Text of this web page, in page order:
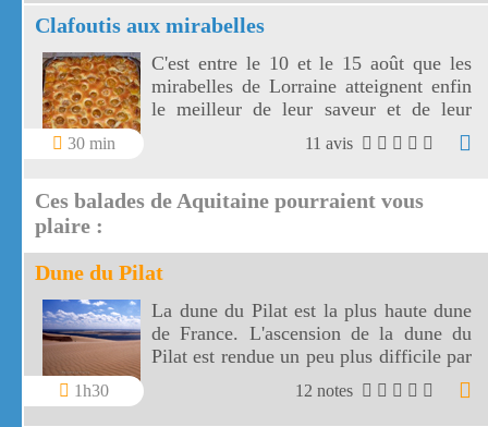
Clafoutis aux mirabelles
30 min
C'est entre le 10 et le 15 août que les
mirabelles de Lorraine atteignent enfin
le meilleur de leur saveur et de leur
maturité. Voici une façon de les
déguster: un clafoutis aux mirabelles
11 avis
Ces balades de Aquitaine pourraient vous
plaire :
Dune du Pilat
1h30
La dune du Pilat est la plus haute dune
de France. L'ascension de la dune du
Pilat est rendue un peu plus difficile par
le fait que le sol se dérobe sous vos pas,
mais arrivé au sommet la vue est
12 notes